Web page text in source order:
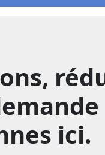
ici.